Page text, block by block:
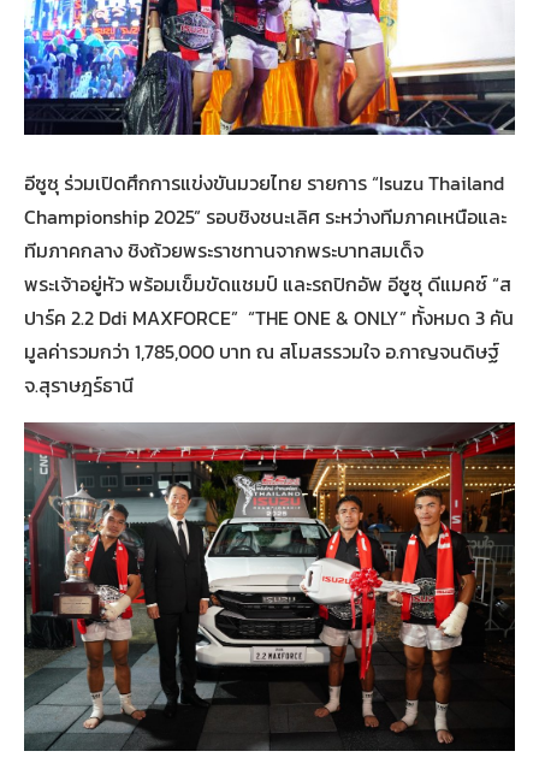
อีซูซุ ร่วมเปิดศึกการแข่งขันมวยไทย รายการ “Isuzu Thailand
Championship 2025” รอบชิงชนะเลิศ ระหว่างทีมภาคเหนือและ
ทีมภาคกลาง ชิงถ้วยพระราชทานจากพระบาทสมเด็จ
พระเจ้าอยู่หัว พร้อมเข็มขัดแชมป์ และรถปิกอัพ อีซูซุ ดีแมคซ์ “ส
ปาร์ค 2.2 Ddi MAXFORCE” “THE ONE & ONLY” ทั้งหมด 3 คัน
มูลค่ารวมกว่า 1,785,000 บาท ณ สโมสรรวมใจ อ.กาญจนดิษฐ์
จ.สุราษฎร์ธานี